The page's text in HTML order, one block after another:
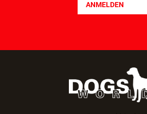
ANMELDEN